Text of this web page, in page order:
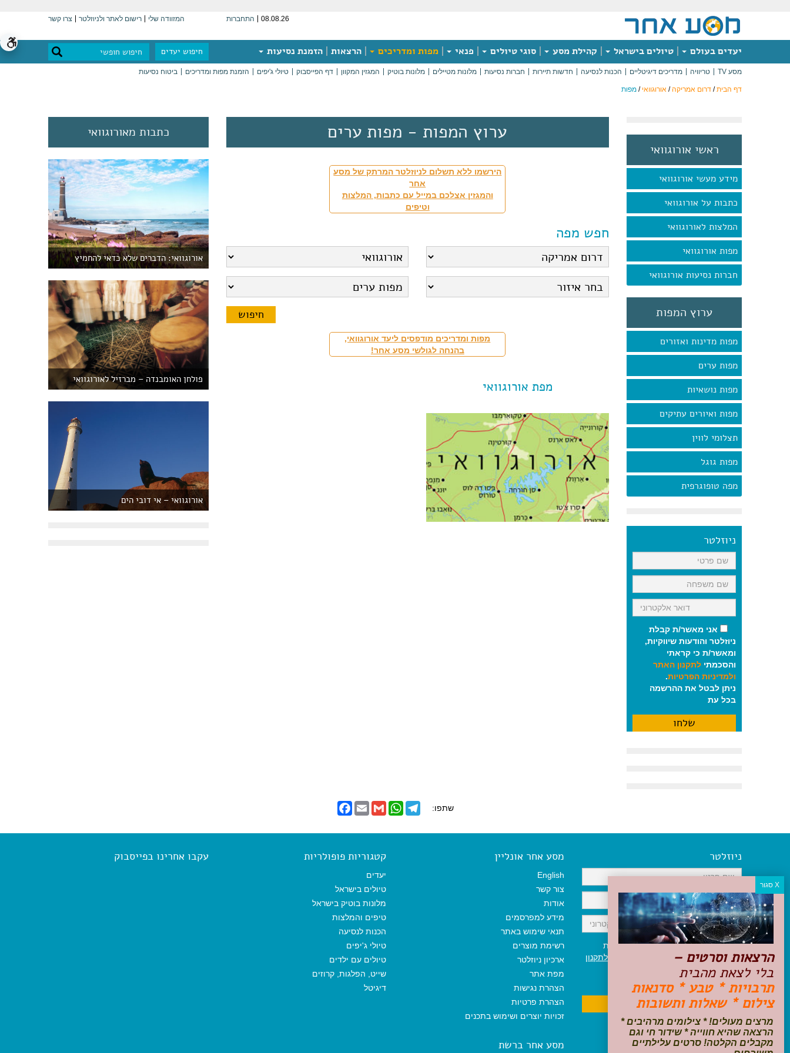
08.08.26 התחברות המזוודה שלי רישום לאתר ולניוזלטר צרו קשר
יעדים בעולם טיולים בישראל קהילת מסע סוגי טיולים פנאי מפות ומדריכים הרצאות הזמנת נסיעות חיפוש יעדים
מסע TV טריוויה מדריכים דיגיטליים הכנות לנסיעה חדשות תיירות חברות נסיעות מלונות מטיילים מלונות בוטיק המגזין המקוון דף הפייסבוק טיולי ג'יפים הזמנת מפות ומדריכים ביטוח נסיעות
דף הבית/ דרום אמריקה/ אורוגוואי / מפות
ראשי אורוגוואי
מידע מעשי אורוגוואי
כתבות על אורוגוואי
המלצות לאורוגוואי
מפות אורוגוואי
חברות נסיעות אורוגוואי
ערוץ המפות
מפות מדינות ואזורים
מפות ערים
מפות נושאיות
מפות ואיורים עתיקים
תצלומי לווין
מפות גוגל
מפה טופוגרפית
ניוזלטר
אני מאשר/ת קבלת
ניוזלטר והודעות שיווקיות,
ומאשר/ת כי קראתי
והסכמתי לתקנון האתר
ולמדיניות הפרטיות.
ניתן לבטל את ההרשמה
בכל עת
ערוץ המפות - מפות ערים
הירשמו ללא תשלום לניוזלטר המרתק של מסע
אחר
והמגזין אצלכם במייל עם כתבות, המלצות
וטיפים
חפש מפה
מפות ומדריכים מודפסים ליעד אורוגוואי,
בהנחה לגולשי מסע אחר!
מפת אורוגוואי
כתבות מאורוגוואי
אורוגוואי: הדברים שלא כדאי להחמיץ
פולחן האומבנדה – מברזיל לאורוגוואי
אורוגוואי – אי דובי הים
שתפו:
F
a
e
o
o
E
m
i
G
m
i
W
h
t
T
e
e
ניוזלטר
אני מאשר/ת קבלת ניוזלטר והודעות
שיווקיות, ומאשר/ת כי קראתי והסכמתי לתקנון
האתר
ולמדיניות הפרטיות
ניתן לבטל את ההרשמה בכל עת
מסע אחר אונליין
English
צור קשר
אודות
מידע למפרסמים
תנאי שימוש באתר
רשימת מוצרים
ארכיון ניוזלטר
מפת אתר
הצהרת נגישות
הצהרת פרטיות
זכויות יוצרים ושימוש בתכנים
מסע אחר ברשת
קטגוריות פופולריות
יעדים
טיולים בישראל
מלונות בוטיק בישראל
טיפים והמלצות
הכנות לנסיעה
טיולי ג'יפים
טיולים עם ילדים
שייט, הפלגות, קרוזים
דיגיטל
עקבו אחרינו בפייסבוק
הרצאות וסרטים –
בלי לצאת מהבית
תרבויות * טבע * סדנאות
צילום * שאלות ותשובות
מרצים מעולים! * צילומים מרהיבים *
הרצאה שהיא חווייה * שידור חי וגם
מקבלים הקלטה! סרטים עלילתיים